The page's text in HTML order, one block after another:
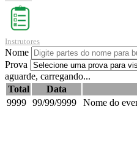
Instrutores
Nome
Prova
aguarde, carregando...
Total
Data
9999 99/99/9999 Nome do